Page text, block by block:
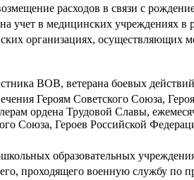
расходов в связи с
учет в медицинских учреждениях в
организациях, осуществляющих
ВОВ, ветерана боевых действий
Героям Советского Союза,
ордена Трудовой Славы,
Союза, Героев Российской
образовательных
проходящего военную службу по